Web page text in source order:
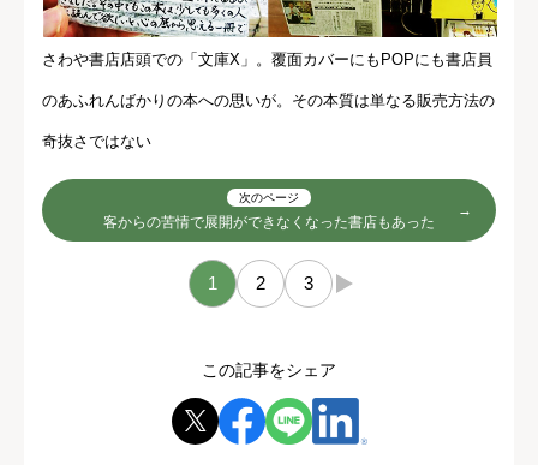
さわや書店店頭での「文庫X」。覆面カバーにもPOPにも書店員
のあふれんばかりの本への思いが。その本質は単なる販売方法の
奇抜さではない
次のページ
客からの苦情で展開ができなくなった書店もあった
1 2 3 →
この記事をシェア